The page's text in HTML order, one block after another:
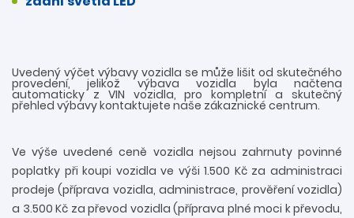
Uvedený výčet výbavy vozidla se může lišit od skutečného
provedení, jelikož výbava vozidla byla načtena
automaticky z VIN vozidla, pro kompletní a skutečný
přehled výbavy kontaktujete naše zákaznické centrum.
Ve výše uvedené ceně vozidla nejsou zahrnuty povinné
poplatky při koupi vozidla ve výši 1.500 Kč za administraci
prodeje (příprava vozidla, administrace, prověření vozidla)
a 3.500 Kč za převod vozidla (příprava plné moci k převodu,